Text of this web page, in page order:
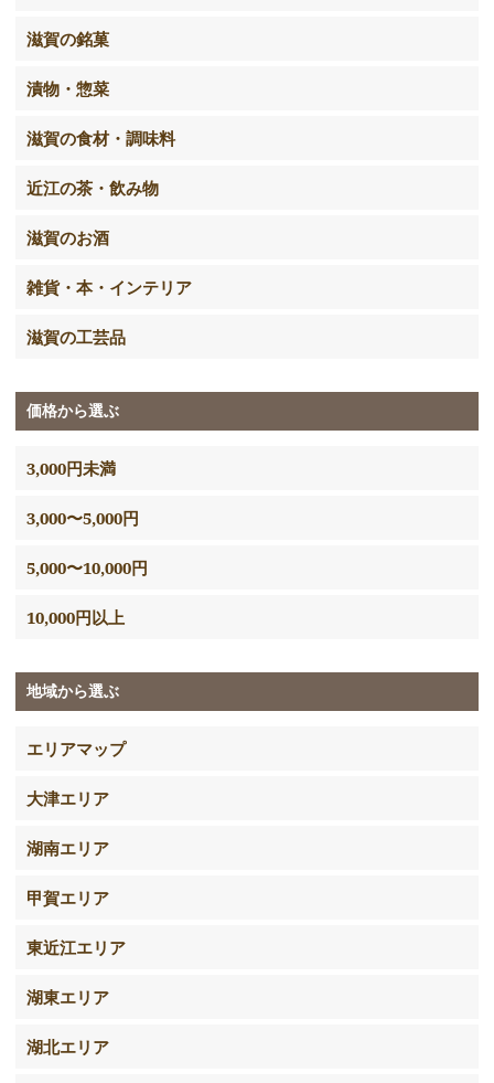
滋賀の銘菓
漬物・惣菜
滋賀の食材・調味料
近江の茶・飲み物
滋賀のお酒
雑貨・本・インテリア
滋賀の工芸品
価格から選ぶ
3,000円未満
3,000〜5,000円
5,000〜10,000円
10,000円以上
地域から選ぶ
エリアマップ
大津エリア
湖南エリア
甲賀エリア
東近江エリア
湖東エリア
湖北エリア